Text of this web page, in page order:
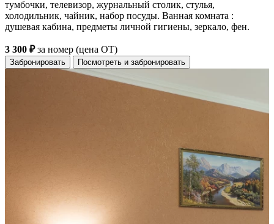
тумбочки, телевизор, журнальный столик, стулья,
холодильник, чайник, набор посуды. Ванная комната :
душевая кабина, предметы личной гигиены, зеркало, фен.
3 300 ₽за номер (цена ОТ)
Забронировать Посмотреть и забронировать